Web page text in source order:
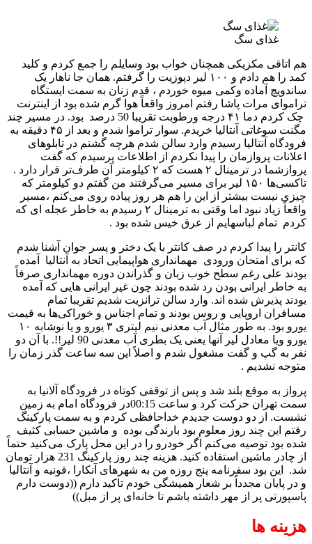
غذای سگ
هم اتاقی مکزیکی همچنان خواب بود وسایلم را جمع کردم و کلید
کمد را هم دادم و ۱۰۰ لیر دپوزیت را گرفتم. همان جا ناهار یک
ساندویچ آماده وکمی میوه خوردم ، قدم زنان به سمت ایستگاه
تراموای مرات پاشا رفتم امروز واقعاً هوا گرم شده بود از اینترنت
چک کردم دما ۴۱ درجه ورطوبت تقریبا 50 درصد بود. در مسیر چند
مگنت سوغاتی آنتالیا خریدم. سوار تراموا شدم و بعد از ۴۵ دقیقه به
فرودگاه آنتالیا رسیدم وارد سالن شدم هرچه گشتم در تابلوهای
اعلانات پروازمان را پیدا نکردم از اطلاعات پرسیدم که گفت
پروازشما در ترمینال ۲ هست که ۲ کیلومتر آن طرف‌تر قرار دارد ‌.
تاکسی‌ها ۱۵۰ لیر برای مسیر می‌گرفتند من گفتم دو کیلومتر که
چیزی نیست بیشتر از این را هم هر روز پیاده روی می‌کنم ،مسیر
واقعاً زیاد نبود اما وقتی به ترمینال ۲ رسیدم به خاطر عجله ای که
کردم تمام لباسهایم از عرق خیس شده بود .
کانتر را پیدا کردم در صف کانتر با یک دختر و پسر جوان آشنا شدم
که برای امتحان ورودی مهمانداری هواپیمایی اتحاد به آنتالیا آمده
بودند علی رغم سطح خوب زبان و گذراندن دوره مهمانداری صرفاً
به خاطر ایرانی بودن رد شده بودند چون غیر ایرانی هایی که آمده
بودند پذیرش شده اند. وارد سالن ترانزیت شدیم تقریبا تمام
مسافران اروپایی و روس بودند و تمام اجناس و خوراکی‌ها به قیمت
یورو بود. به طور مثال آب معدنی نیم لیتری ۳ یورو و یا نوشابه ۱۰
یورو ویا معادل لیر آنها یعنی یک بطری آب معدنی 90 لیر!!. با آن دو
نفر به گپ و گفت مشغول شدم و اصلاً این سه ساعت گذر زمان را
متوجه نشدیم .
پرواز به موقع بلند شد و پس از توقفی کوتاه در فرودگاه آلانیا به
سمت تهران حرکت کرد و ساعت 00:15در فرودگاه امام به زمین
نشست. از دو دوست جدیدم خداحافظی کردم و به سمت پارکینگ
رفتم این چند روز معلوم بود بارندگی بوده و ماشین حسابی کثیف
شده بود توصیه می‌کنم اگر خودرو را در این محل پارک می‌کنید حتماً
از چادر ماشین استفاده کنید. هزینه چند روز پارکینگ 231 هزار تومان
شد. این بود سفرنامه پنج روزه من به شهرهای آنکارا ،قونیه و آنتالیا
و در پایان مجدداً بر شعار همیشگی خودم تاکید دارم ((دوست دارم
پاسپورتی پر از مهر داشته باشم تا خانه‌ای پر از مبل))
هزینه ها